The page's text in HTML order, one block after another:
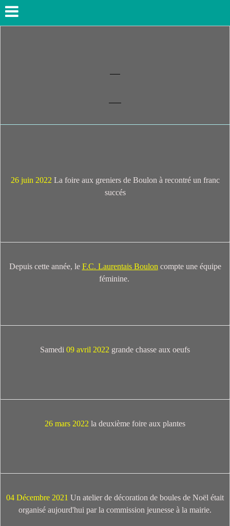
26 juin 2022 La foire aux greniers de Boulon à recontré un franc
succés
Depuis cette année, le F.C. Laurentais Boulon compte une équipe
féminine.
Samedi 09 avril 2022 grande chasse aux oeufs
26 mars 2022 la deuxième foire aux plantes
04 Décembre 2021 Un atelier de décoration de boules de Noël était
organisé aujourd'hui par la commission jeunesse à la mairie.